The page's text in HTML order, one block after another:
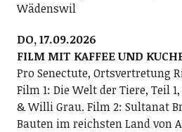
Wädenswil
DO, 17.09.2026
FILM MIT KAFFEE UND
Pro Senectute, Ortsvertretung
Film 1: Die Welt der Tiere, Teil
& Willi Grau. Film 2: Sultanat
Bauten im reichsten Land von